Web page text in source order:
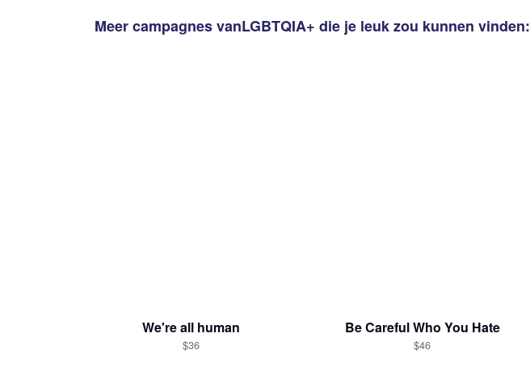
Meer campagnes vanLGBTQIA+ die je leuk zou kunnen vinden:
We're all human
$36
Be Careful Who You Hate
$46